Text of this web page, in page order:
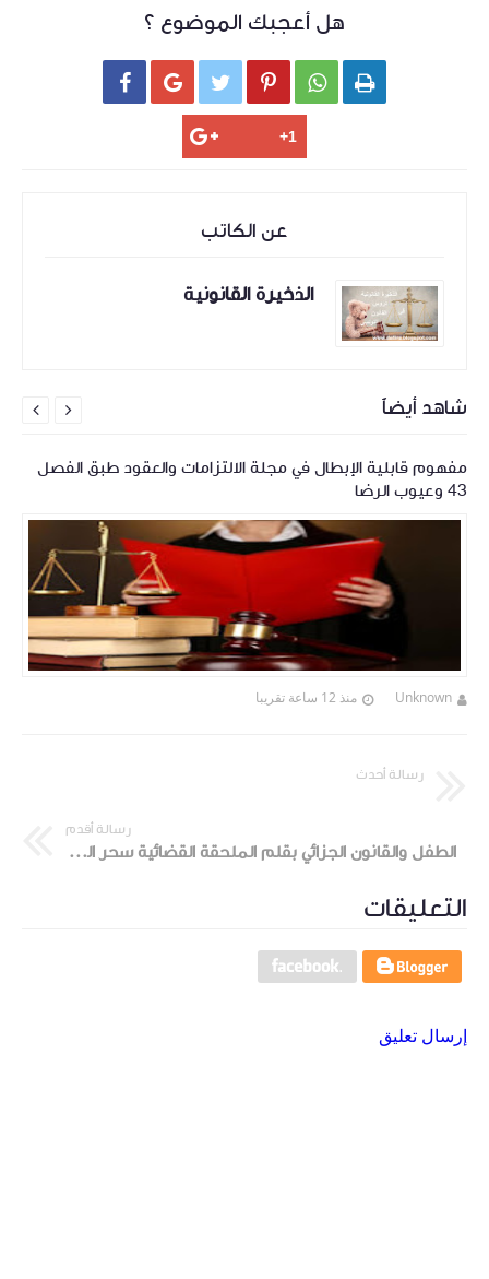
هل أعجبك الموضوع ؟
     
عن الكاتب
الذخيرة القانونية
شاهد أيضاً
مفهوم قابلية الإبطال في مجلة الالتزامات والعقود طبق الفصل
43 وعيوب الرضا
Unknown منذ 12 ساعة تقريبا


رسالة أحدث
رسالة أقدم
الطفل والقانون الجزائي بقلم الملحقة القضائية سحر المزوغي
التعليقات
إرسال تعليق